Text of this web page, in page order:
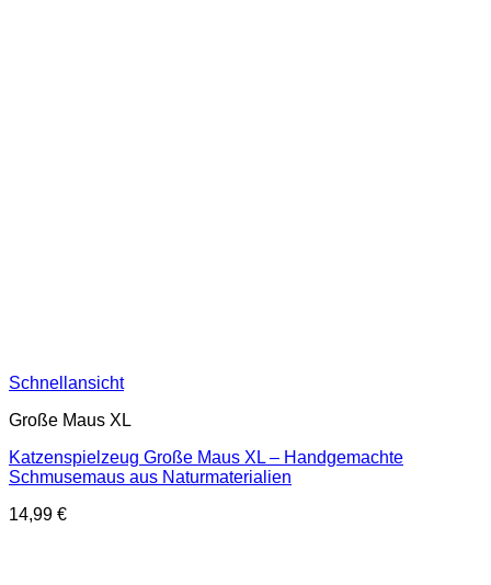
Schnellansicht
Große Maus XL
Katzenspielzeug Große Maus XL – Handgemachte
Schmusemaus aus Naturmaterialien
14,99 €